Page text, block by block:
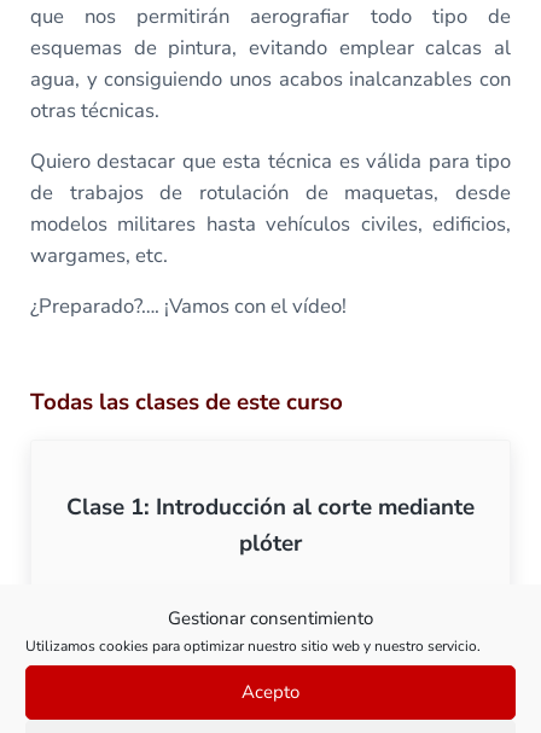
Gestionar consentimiento
Utilizamos cookies para optimizar nuestro sitio web y nuestro servicio.
Acepto
que nos permitirán aerografiar todo tipo de
esquemas de pintura, evitando emplear calcas al
agua, y consiguiendo unos acabos inalcanzables con
otras técnicas.
Quiero destacar que esta técnica es válida para tipo
de trabajos de rotulación de maquetas, desde
modelos militares hasta vehículos civiles, edificios,
wargames, etc.
¿Preparado?…. ¡Vamos con el vídeo!
Todas las clases de este curso
Clase 1: Introducción al corte mediante
plóter
Ver claseClase 1: Introducción al